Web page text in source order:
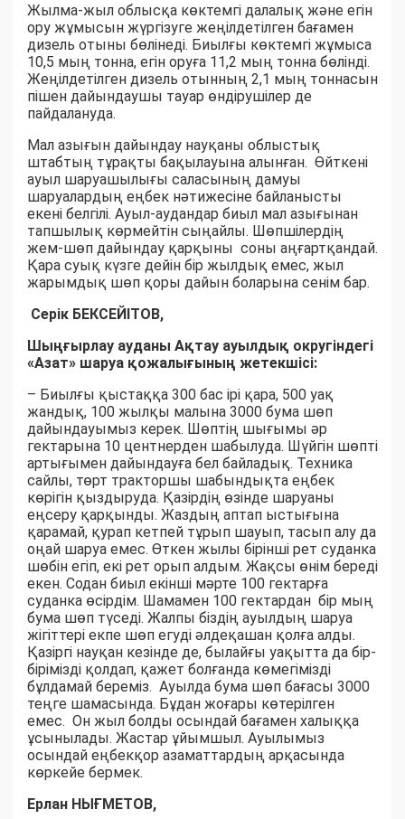
Жылма-жыл облысқа көктемгі далалық және егін
ору жұмысын жүргізуге жеңілдетілген бағамен
дизель отыны бөлінеді. Биылғы көктемгі жұмыса
10,5 мың тонна, егін оруға 11,2 мың тонна бөлінді.
Жеңілдетілген дизель отынның 2,1 мың тоннасын
пішен дайындаушы тауар өндірушілер де
пайдалануда.
Мал азығын дайындау науқаны облыстық
штабтың тұрақты бақылауына алынған. Өйткені
ауыл шаруашылығы саласының дамуы
шаруалардың еңбек нәтижесіне байланысты
екені белгілі. Ауыл-аудандар биыл мал азығынан
тапшылық көрмейтін сыңайлы. Шөпшілердің
жем-шөп дайындау қарқыны соны аңғартқандай.
Қара суық күзге дейін бір жылдық емес, жыл
жарымдық шөп қоры дайын боларына сенім бар.
Серік БЕКСЕЙІТОВ,
Шыңғырлау ауданы Ақтау ауылдық округіндегі
«Азат» шаруа қожалығының жетекшісі:
– Биылғы қыстаққа 300 бас ірі қара, 500 уақ
жандық, 100 жылқы малына 3000 бума шөп
дайындауымыз керек. Шөптің шығымы әр
гектарына 10 центнерден шабылуда. Шүйгін шөпті
артығымен дайындауға бел байладық. Техника
сайлы, төрт тракторшы шабындықта еңбек
көрігін қыздыруда. Қазірдің өзінде шаруаны
еңсеру қарқынды. Жаздың аптап ыстығына
қарамай, қурап кетпей тұрып шауып, тасып алу да
оңай шаруа емес. Өткен жылы бірінші рет суданка
шөбін егіп, екі рет орып алдым. Жақсы өнім береді
екен. Содан биыл екінші мәрте 100 гектарға
суданка өсірдім. Шамамен 100 гектардан бір мың
бума шөп түседі. Жалпы біздің ауылдың шаруа
жігіттері екпе шөп егуді әлдеқашан қолға алды.
Қазіргі науқан кезінде де, былайғы уақытта да бір-
бірімізді қолдап, қажет болғанда көмегімізді
бұлдамай береміз. Ауылда бума шөп бағасы 3000
теңге шамасында. Бұдан жоғары көтерілген
емес. Он жыл болды осындай бағамен халыққа
ұсынылады. Жастар ұйымшыл. Ауылымыз
осындай еңбекқор азаматтардың арқасында
көркейе бермек.
Ерлан НЫҒМЕТОВ,